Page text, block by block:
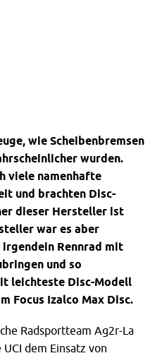
wie Scheibenbremsen
wurden.
viele namenhafte
und brachten Disc-
dieser Hersteller ist
war es aber
irgendein Rennrad mit
und so
leichteste Disc-Modell
Focus Izalco Max Disc.
Radsportteam Ag2r-La
dem Einsatz von